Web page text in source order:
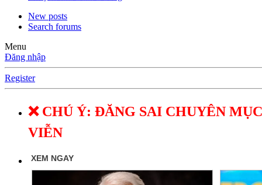
New posts
Search forums
Menu
Đăng nhập
Register
❌ CHÚ Ý: ĐĂNG SAI CHUYÊN
VIỄN